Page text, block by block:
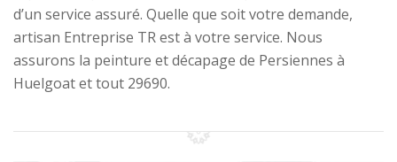
d’un service assuré. Quelle que soit votre demande,
artisan Entreprise TR est à votre service. Nous
assurons la peinture et décapage de Persiennes à
Huelgoat et tout 29690.